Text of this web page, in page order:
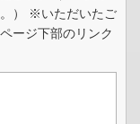
） ※いただいたご
ージ下部のリンク